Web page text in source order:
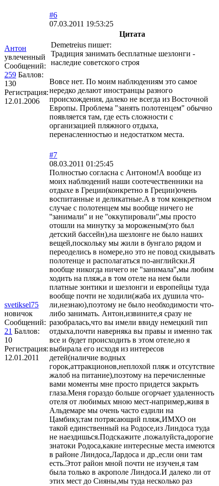
Антон
увлеченный
Сообщений:
259 Баллов:
130
Регистрация:
12.01.2006
#6
07.03.2011 19:53:25
Цитата
Demetreius пишет:
Традиция занимать бесплатные шезлонги -
наследие советского строя
Вовсе нет. По моим наблюдениям это самое
нередко делают иностранцы разного
происхождения, далеко не всегда из Восточной
Европы. Проблема "занять полотенцем" обычно
появляется там, где есть сложности с
организацией пляжного отдыха,
перенасленностью и недостатком места.
svetiksel75
новичок
Сообщений:
21 Баллов:
10
Регистрация:
12.01.2011
#7
08.03.2011 01:25:45
Полностью согласна с Антоном!А вообще из
моих наблюдений наши соотечественники на
отдыхе в Греции(конкретно в Греции)очень
воспитанные и деликатные.А в том конкретном
случае с полотенцем мы вообще ничего не
''занимали'' и не ''оккупировали'',мы просто
отошли на минутку за мороженым(это был
детский бассейн),на шезлонге не было наших
вещей,поскольку мы жили в бунгало рядом и
переоделись в номере,но это не повод скидывать
полотенце и располагаться по-английски.Я
вообще никогда ничего не ''занимала'',мы любим
ходить на пляж,а в том отеле на нем были
платные зонтики и шезлонги и европейцы туда
вообще почти не ходили(жаба их душила что-
ли,незнаю),поэтому не было необходимости что-
либо занимать. Антон,извините,я сразу не
разобралась,что вы имели ввиду немецкий тип
отдыха,почти наверняка вы правы и именно так
все и будет происходить в этом отеле,но я
выбирала его исходя из интересов
детей(наличие водных
горок,аттракционов,неплохой пляж и отсутствие
жалоб на питание),поэтому на перечисленные
вами моменты мне просто придется закрыть
глаза.Меня гораздо больше огорчает удаленность
отеля от любимых мною мест-например,живя в
Альдемаре мы очень часто ездили на
Цамбику,там потрясающий пляж,ИМХО он
такой единственный на Родосе,из Линдоса туда
не наездишься.Подскажите ,пожалуйста,дорогие
знатоки Родоса,какие интересные места имеются
в районе Линдоса,Лардоса и др.,если они там
есть.Этот район мной почти не изучен,я там
была только в акрополе Линдоса.И далеко ли от
этих мест до Сияны,мы туда несколько раз